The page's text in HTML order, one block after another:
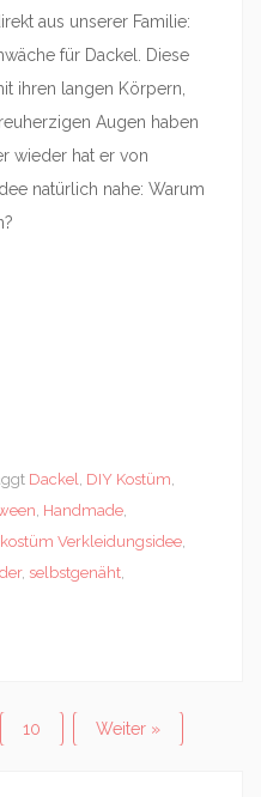
aus unserer Familie:
für Dackel. Diese
ihren langen Körpern,
Augen haben
wieder hat er von
natürlich nahe: Warum
Dackel, DIY Kostüm,
, Handmade,
Verkleidungsidee,
, selbstgenäht,
10 Weiter »